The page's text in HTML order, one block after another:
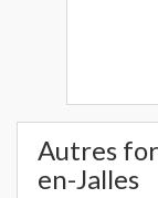
Autres
en-Jalles